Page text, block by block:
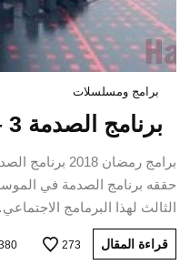
برامج ومسلسلات
برنامج الصدمة 3 – الحلقة 17
حققه برنامج الصدمة في
الثالث لهذا البرمامج
قراءة المقال 273